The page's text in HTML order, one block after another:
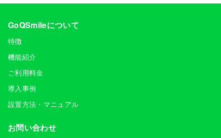
GoQSmileについて
特徴
機能紹介
ご利用料金
導入事例
設置方法・マニュアル
お問い合わせ